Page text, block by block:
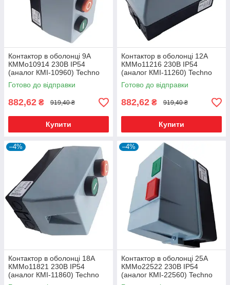
Контактор в оболонці 9А
КММо10914 230В IP54
(аналог КМІ-10960) Techno
Systems
Готово до відправки
882,62 ₴ 919,40 ₴
Купити
Контактор в оболонці 12А
КММо11216 230В IP54
(аналог КМІ-11260) Techno
Systems
Готово до відправки
882,62 ₴ 919,40 ₴
Купити
–4%
Контактор в оболонці 18А
КММо11821 230В IP54
(аналог КМІ-11860) Techno
Systems
–4%
Контактор в оболонці 25А
КММо22522 230В IP54
(аналог КМІ-22560) Techno
Systems